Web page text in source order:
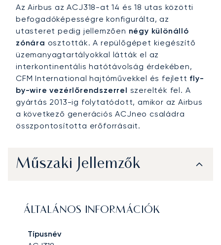
Az Airbus az ACJ318-at 14 és 18 utas közötti
befogadóképességre konfigurálta, az
utasteret pedig jellemzően négy különálló
zónára osztották. A repülőgépet kiegészítő
üzemanyagtartályokkal látták el az
interkontinentális hatótávolság érdekében,
CFM International hajtóművekkel és fejlett fly-
by-wire vezérlőrendszerrel szerelték fel. A
gyártás 2013-ig folytatódott, amikor az Airbus
a következő generációs ACJneo családra
összpontosította erőforrásait.
Műszaki Jellemzők
ÁLTALÁNOS INFORMÁCIÓK
Típusnév